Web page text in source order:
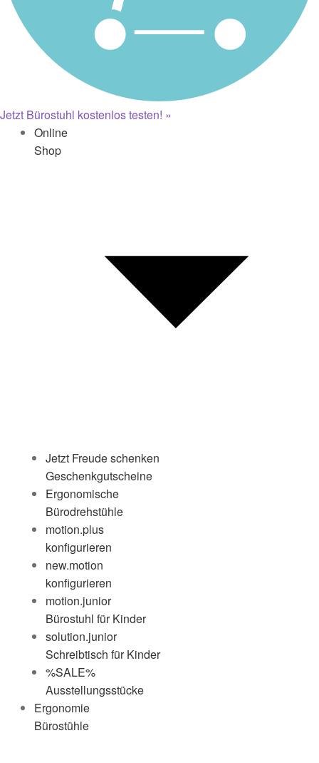
Jetzt Bürostuhl kostenlos testen! »
Online
Shop
Jetzt Freude schenken
Geschenkgutscheine
Ergonomische
Bürodrehstühle
motion.plus
konfigurieren
new.motion
konfigurieren
motion.junior
Bürostuhl für Kinder
solution.junior
Schreibtisch für Kinder
%SALE%
Ausstellungsstücke
Ergonomie
Bürostühle